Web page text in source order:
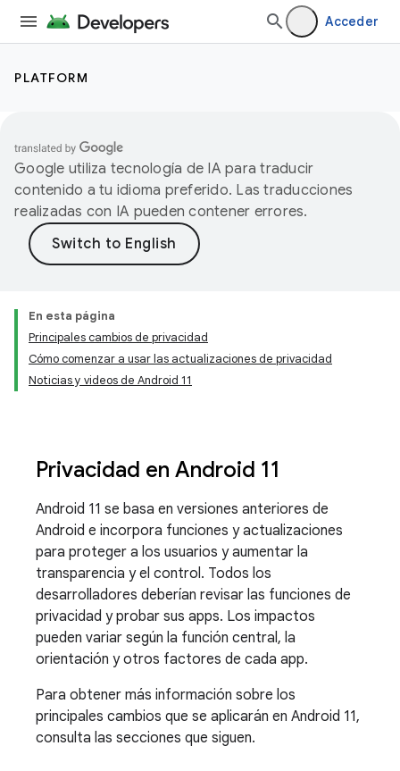
Acceder
PLATFORM
Google utiliza tecnología de IA para traducir
contenido a tu idioma preferido. Las traducciones
realizadas con IA pueden contener errores.
En esta página
Principales cambios de privacidad
Cómo comenzar a usar las actualizaciones de privacidad
Noticias y videos de Android 11
Privacidad en Android 11
Android 11 se basa en versiones anteriores de
Android e incorpora funciones y actualizaciones
para proteger a los usuarios y aumentar la
transparencia y el control. Todos los
desarrolladores deberían revisar las funciones de
privacidad y probar sus apps. Los impactos
pueden variar según la función central, la
orientación y otros factores de cada app.
Para obtener más información sobre los
principales cambios que se aplicarán en Android 11,
consulta las secciones que siguen.